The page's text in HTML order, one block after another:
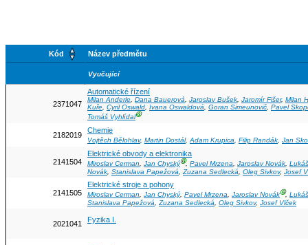
Kód Název předmětu
Vyučující
2371047
Automatické řízení
Milan Anderle, Dana Bauerová, Jaroslav Bušek, Jaromír Fišer, Milan
Kuře, Cyril Oswald, Ivana Oswaldová, Goran Simeunovič, Pavel
Tomáš VyhlídalⒼ
2182019
Chemie
Vojtěch Bělohlav, Martin Dostál,Adam Krupica, Filip Randák, Jan
2141504
Elektrické obvody a elektronika
Miroslav Cerman, Jan ChyskýⒼ, Pavel Mrzena, Jaroslav Novák,
Novák Stanislava Papežová Zuzana Sedlecká Oleg Sivkov, Josef
2141505
Elektrické stroje a pohony
Miroslav Cerman, Jan Chyský, Pavel Mrzena, Jaroslav NovákⒼ,
Stanislava Papežová
Zuzana Sedlecká Oleg Sivkov, Josef Vlček
2021041 Fyzika I.